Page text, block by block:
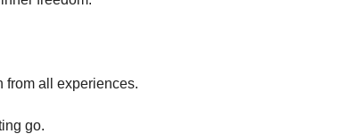
from all experiences.
go.